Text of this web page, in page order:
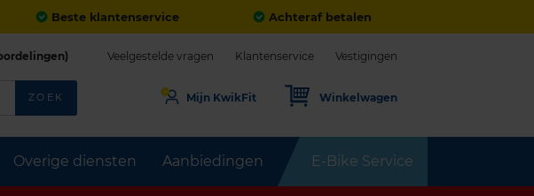
Beste klantenservice Achteraf betalen
Overige diensten Aanbiedingen E-Bike Service
Veelgestelde vragen Klantenservice Vestigingen
ZOEK Mijn KwikFit Winkelwagen